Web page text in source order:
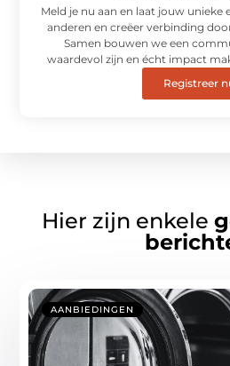
Meld je nu aan en laat jouw unieke
anderen en creëer verbinding
Samen bouwen we een
waardevol zijn en écht impact
Registreer
Hier zijn enkele
AANBIEDINGEN